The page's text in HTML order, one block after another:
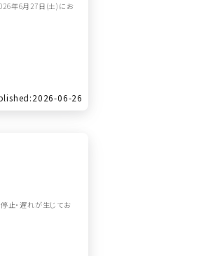
年6月27日(土)にお
06-26
止・遅れが生じてお